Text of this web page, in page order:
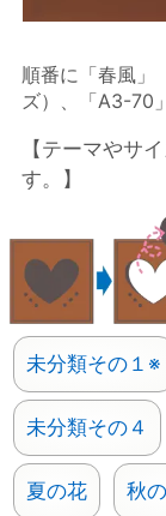
順番に「春風」
ズ）、「A3-70
【テーマやサ
す。】
未分類その１※
未分類その４
夏の花 秋